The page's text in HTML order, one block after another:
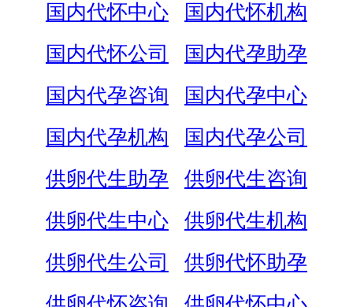
国内代怀中心
国内代怀机构
国内代怀公司
国内代孕助孕
国内代孕咨询
国内代孕中心
国内代孕机构
国内代孕公司
供卵代生助孕
供卵代生咨询
供卵代生中心
供卵代生机构
供卵代生公司
供卵代怀助孕